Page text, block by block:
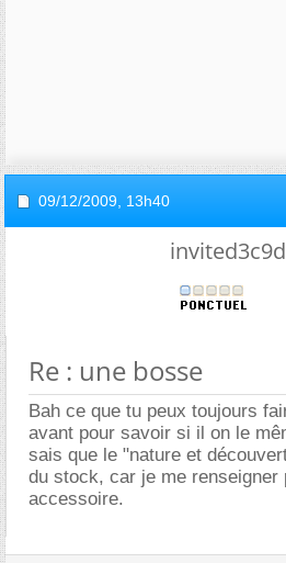
09/12/2009, 13h40
Re : une bosse
Bah ce que tu peux toujours
avant pour savoir si il on le
sais que le "nature et
du stock, car je me renseigner
accessoire.